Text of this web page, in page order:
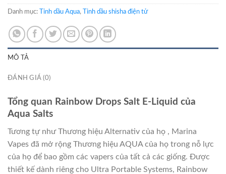
Danh mục: Tinh dầu Aqua, Tinh dầu shisha điện tử
MÔ TẢ
ĐÁNH GIÁ (0)
Tổng quan Rainbow Drops Salt E-Liquid của
Aqua Salts
Tương tự như Thương hiệu Alternativ của họ , Marina
Vapes đã mở rộng Thương hiệu AQUA của họ trong nỗ lực
của họ để bao gồm các vapers của tất cả các giống. Được
thiết kế dành riêng cho Ultra Portable Systems, Rainbow